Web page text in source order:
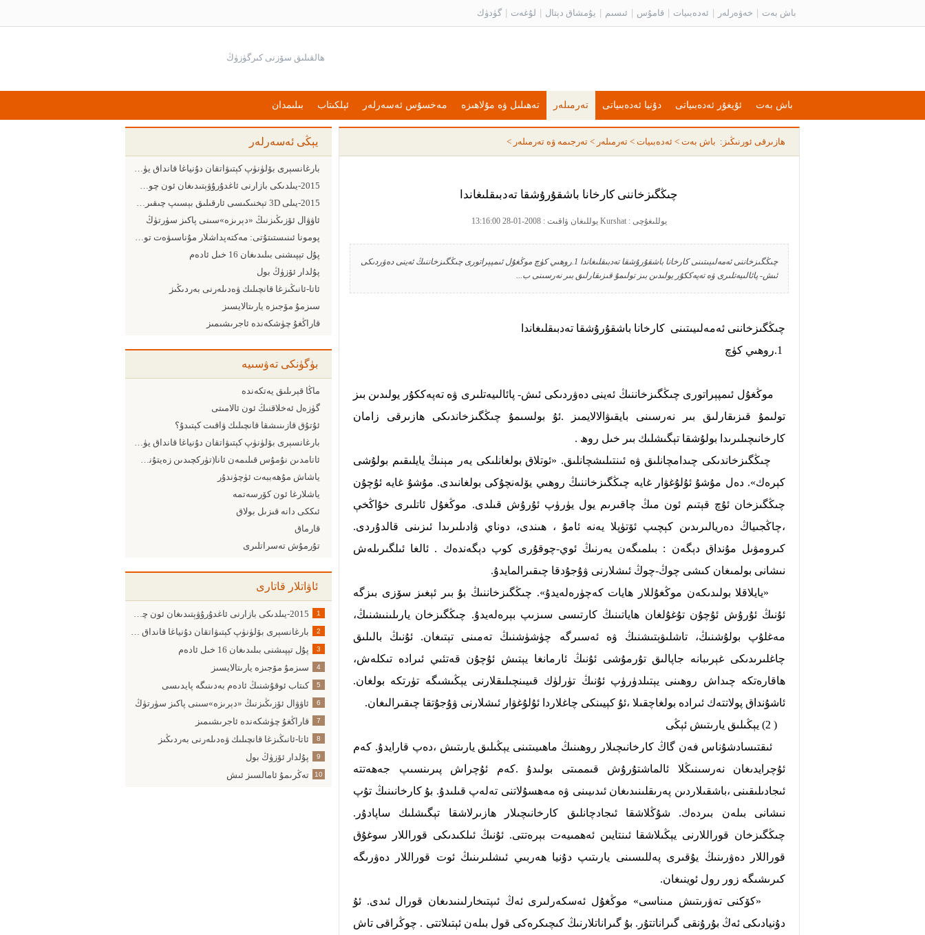
باش بەت خەۋەرلەر ئەدەبىيات قامۇس ئىسىم يۇمشاق دېتال لۇغەت گۈدۈك
باش بەت ئۇيغۇر ئەدەبىياتى دۇنيا ئەدەبىياتى تەرمىلەر تەھىلىل ۋە مۇلاھىزە مەخسۇس ئەسەرلەر ئېلكىتاب بىلىمدان
يېڭى ئەسەرلەر
بارغانسېرى بۆلۈنۈپ كېتىۋاتقان دۇنياغا قانداق يۈزلىنىش كېرەك
2015-يىلدىكى بازارنى ئاغدۇرۇۋېتىدىغان ئون چوڭ ئامىل
2015-يىلى 3D تېخنىكىسى ئارقىلىق بېسىپ چىقىرىش ساھەسىدىكى 5 چوڭ يۈزلىنىش
ئاۋۋال ئۆزىڭىزنىڭ «دېرىزە»سىنى پاكىز سۈرتۈڭ
پومونا ئىنىستىتۇتى: مەكتەپداشلار مۇناسىۋەت تورىدىن پايدىلىنىشقا ئەڭ ماھىر ئىنىست
پۇل تېپىشنى بىلىدىغان 16 خىل ئادەم
پۇلدار ئۆزۈڭ بول
ئاتا-ئانىڭىزغا قانچىلىك ۋەدىلەرنى بەردىڭىز
سىزمۇ مۆجىزە يارىتالايسىز
قاراڭغۇ چۈشكەندە ئاجرىشىمىز
بۈگۈنكى تەۋسىيە
ماڭا قېرىلىق يەتكەندە
گۈزەل ئەخلاقنىڭ ئون ئالامىتى
ئۇتۇق قازىنىشقا قانچىلىك ۋاقىت كېتىدۇ؟
بارغانسېرى بۆلۈنۈپ كېتىۋاتقان دۇنياغا قانداق يۈزلىنىش كېرەك
ئاتامدىن نۇمۇس قىلىمەن ئانا(تۈركچىدىن زەيتۇنشېخى ئاغدۇرمىسى)
ياشاش مۇھەببەت ئۈچۈندۇر
ياشلارغا ئون كۆرسەتمە
ئىككى دانە قىزىل بولاق
قارماق
تۇرمۇش تەسراتلىرى
ئاۋاتلار قاتارى
1 2015-يىلدىكى بازارنى ئاغدۇرۇۋېتىدىغان ئون چوڭ ئامىل
2 بارغانسېرى بۆلۈنۈپ كېتىۋاتقان دۇنياغا قانداق يۈزلىنىش كېرەك
3 پۇل تېپىشنى بىلىدىغان 16 خىل ئادەم
4 سىزمۇ مۆجىزە يارىتالايسىز
5 كىتاب ئوقۇشنىڭ ئادەم بەدىنىگە پايدىسى
6 ئاۋۋال ئۆزىڭىزنىڭ «دېرىزە»سىنى پاكىز سۈرتۈڭ
7 قاراڭغۇ چۈشكەندە ئاجرىشىمىز
8 ئاتا-ئانىڭىزغا قانچىلىك ۋەدىلەرنى بەردىڭىز
9 پۇلدار ئۆزۈڭ بول
10 تەڭرىمۇ ئامالسىز ئىش
ھازىرقى ئورنىڭىز: باش بەت > ئەدەبىيات > تەرمىلەر > تەرجىمە ۋە تەرمىلەر >
چىڭگىزخاننى كارخانا باشقۇرۇشقا تەدبىقلىغاندا
يوللىغۇچى : Kurshat يوللىغان ۋاقىت : 2008-01-28 13:16:00
چىڭگىزخاننى ئەمەلىيىتىنى كارخانا باشقۇرۇشقا تەدبىقلىغاندا 1.روھىي كۈچ موڭغۇل ئىمپېراتورى چىڭگىزخاننىڭ ئەينى دەۋردىكى
ئىش- پائالىيەتلىرى ۋە تەپەككۇر يولىدىن بىز تولىمۇ قىزىقارلىق بىر نەرسىنى ب...
چىڭگىزخاننى ئەمەلىيىتىنى كارخانا باشقۇرۇشقا تەدبىقلىغاندا
موڭغۇل ئىمپېراتورى چىڭگىزخاننىڭ ئەينى دەۋردىكى ئىش- پائالىيەتلىرى ۋە تەپەككۇر يولىدىن بىز
تولىمۇ قىزىقارلىق بىر نەرسىنى بايقىۋالالايمىز .ئۇ بولسىمۇ چىڭگىزخاندىكى ھازىرقى زامان
كارخانىچىلىرىدا بولۇشقا تېگىشلىك بىر خىل روھ .
چىڭگىزخاندىكى چىدامچانلىق ۋە ئىنتىلىشچانلىق. «ئوتلاق بولغانلىكى يەر مېنىڭ يايلىقىم بولۇشى
كېرەك». دەل مۇشۇ ئۇلۇغۋار غايە چىڭگىزخاننىڭ روھىي يۆلەنچۇكى بولغانىدى. مۇشۇ غايە ئۇچۇن
چىڭگىزخان ئۇچ قېتىم ئون مىڭ چاقىرىم يول يۈرۈپ ئۇرۇش قىلدى. موڭغۇل ئاتلىرى خۇاڭخې
،چاڭجىياڭ دەريالىرىدىن كېچىپ ئۆتۈپلا يەنە ئامۇ ، ھىندى، دوناي ۋادىلىرىدا ئىزىنى قالدۇردى.
كىرومۋىل مۇنداق دېگەن : بىلمىگەن يەرنىڭ ئوي-چوقۇرى كوپ دېگەندەك . ئالغا ئىلگىرىلەش
نىشانى بولمىغان كىشى چوڭ-چوڭ ئىشلارنى ۋۇجۇدقا چىقىرالمايدۇ.
«يايلاقلا بولىدىكەن موڭغۇللار ھايات كەچۈرەلەيدۇ». چىڭگىزخاننىڭ بۇ بىر ئېغىز سۆزى بىزگە
ئۇنىڭ ئۇرۇش ئۇچۇن تۇغۇلغان ھاياتىنىڭ كارتىسى سىزىپ بېرەلەيدۇ. چىڭگىزخان يارىلىنىشنىڭ،
مەغلۇپ بولۇشنىڭ، تاشلىۋېتىشنىڭ ۋە ئەسىرگە چۈشۈشنىڭ تەمىنى تېتىغان. ئۇنىڭ بالىلىق
چاغلىرىدىكى غېرىبانە جاپالىق تۇرمۇشى ئۇنىڭ ئارمانغا يېتىش ئۇچۇن قەتئىي ئىرادە تىكلەش،
ھاقارەتكە چىداش روھىنى يېتىلدۈرۈپ ئۇنىڭ تۈرلۈك قىيىنچىلىقلارنى يېڭىشىگە تۈرتكە بولغان.
ئاشۇنداق پولاتتەك ئىرادە بولغاچقىلا ،ئۇ كېيىنكى چاغلاردا ئۇلۇغۋار ئىشلارنى ۋۇجۇتقا چىقىرالىغان.
( 2) يېڭىلىق يارىتىش ئېڭى
ئىقتىسادشۇناس فەن گاڭ كارخانىچىلار روھىنىڭ ماھىيىتىنى يېڭىلىق يارىتىش ،دەپ قارايدۇ. كەم
ئۇچرايدىغان نەرسىنىڭلا ئالماشتۇرۇش قىممىتى بولىدۇ .كەم ئۇچراش پىرىنسىپ جەھەتتە
ئىجادىلىقىنى ،باشقىلاردىن پەرىقلىنىدىغان ئىدىيىنى ۋە مەھسۇلاتنى تەلەپ قىلىدۇ. بۇ كارخانىنىڭ تۇپ
نىشانى بىلەن بىردەك. شۇڭلاشقا ئىجادچانلىق كارخانىچىلار ھازىرلاشقا تېگىشلىك ساپادۇر.
چىڭگىزخان قوراللارنى يېڭىلاشقا ئىنتايىن ئەھمىيەت بېرەتتى. ئۇنىڭ ئىلكىدىكى قوراللار سوغۇق
قوراللار دەۋرىنىڭ يۇقىرى پەللىسىنى يارىتىپ دۇنيا ھەربىي ئىشلىرىنىڭ ئوت قوراللار دەۋرىگە
كىرىشىگە زور رول ئوينىغان.
«كۆكنى تەۋرىتىش مىناسى» موڭغۇل ئەسكەرلىرى ئەڭ ئىپتىخارلىنىدىغان قورال ئىدى. ئۇ
دۇنيادىكى ئەڭ بۇرۇنقى گىراناتتۇر. بۇ گىراناتلارنىڭ كىچىكرەكى قول بىلەن ئېتىلاتتى . چوڭراقى تاش